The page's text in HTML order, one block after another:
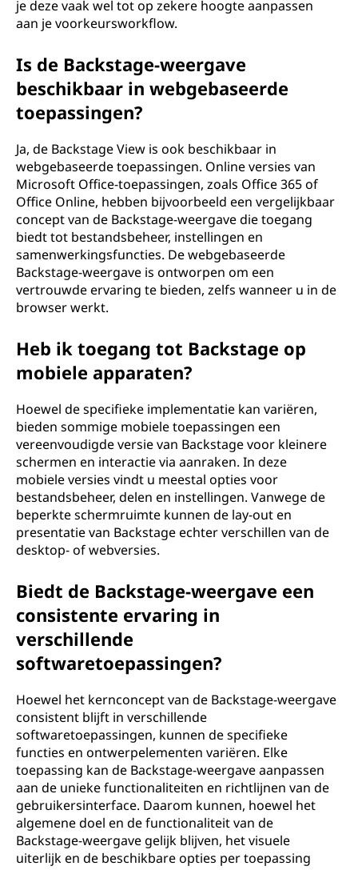
je deze vaak wel tot op zekere hoogte aanpassen
aan je voorkeursworkflow.
Is de Backstage-weergave
beschikbaar in webgebaseerde
toepassingen?
Ja, de Backstage View is ook beschikbaar in
webgebaseerde toepassingen. Online versies van
Microsoft Office-toepassingen, zoals Office 365 of
Office Online, hebben bijvoorbeeld een vergelijkbaar
concept van de Backstage-weergave die toegang
biedt tot bestandsbeheer, instellingen en
samenwerkingsfuncties. De webgebaseerde
Backstage-weergave is ontworpen om een
vertrouwde ervaring te bieden, zelfs wanneer u in de
browser werkt.
Heb ik toegang tot Backstage op
mobiele apparaten?
Hoewel de specifieke implementatie kan variëren,
bieden sommige mobiele toepassingen een
vereenvoudigde versie van Backstage voor kleinere
schermen en interactie via aanraken. In deze
mobiele versies vindt u meestal opties voor
bestandsbeheer, delen en instellingen. Vanwege de
beperkte schermruimte kunnen de lay-out en
presentatie van Backstage echter verschillen van de
desktop- of webversies.
Biedt de Backstage-weergave een
consistente ervaring in
verschillende
softwaretoepassingen?
Hoewel het kernconcept van de Backstage-weergave
consistent blijft in verschillende
softwaretoepassingen, kunnen de specifieke
functies en ontwerpelementen variëren. Elke
toepassing kan de Backstage-weergave aanpassen
aan de unieke functionaliteiten en richtlijnen van de
gebruikersinterface. Daarom kunnen, hoewel het
algemene doel en de functionaliteit van de
Backstage-weergave gelijk blijven, het visuele
uiterlijk en de beschikbare opties per toepassing